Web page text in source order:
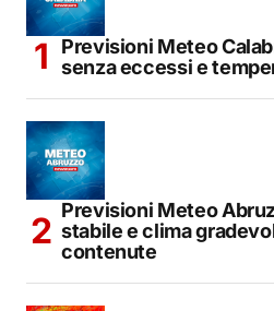
Previsioni Meteo
senza eccessi e
Previsioni Meteo
stabile e clima
contenute